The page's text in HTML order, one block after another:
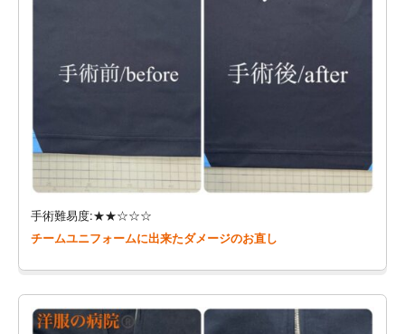
手術難易度:★★☆☆☆
チームユニフォームに出来たダメージのお直し